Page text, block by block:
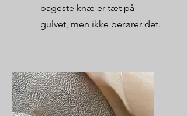
bageste knæ er tæt på
gulvet, men ikke berører det.